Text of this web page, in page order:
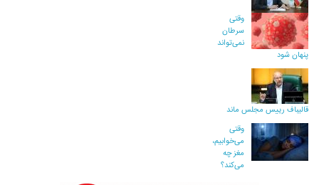
وقتی
سرطان
نمی‌تواند
پنهان شود
قالیباف رییس مجلس ماند
وقتی
می‌خوابیم،
مغز چه
می‌کند؟